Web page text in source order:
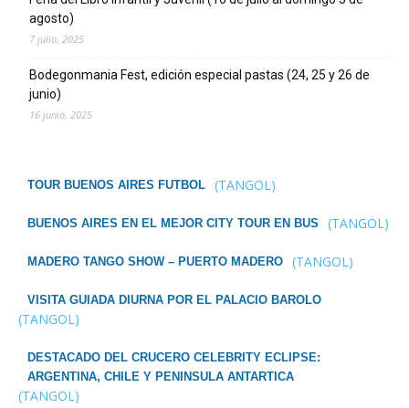
agosto)
7 julio, 2025
Bodegonmania Fest, edición especial pastas (24, 25 y 26 de
junio)
16 junio, 2025
TOUR BUENOS AIRES FUTBOL (TANGOL)
BUENOS AIRES EN EL MEJOR CITY TOUR EN BUS (TANGOL)
MADERO TANGO SHOW – PUERTO MADERO (TANGOL)
VISITA GUIADA DIURNA POR EL PALACIO BAROLO
(TANGOL)
DESTACADO DEL CRUCERO CELEBRITY ECLIPSE:
ARGENTINA, CHILE Y PENINSULA ANTARTICA
(TANGOL)